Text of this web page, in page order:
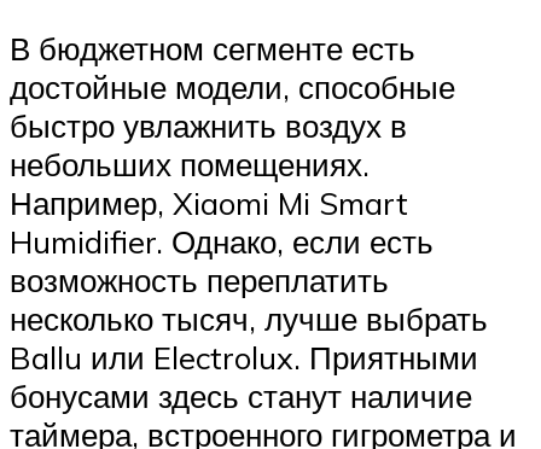
В бюджетном сегменте есть
достойные модели, способные
быстро увлажнить воздух в
небольших помещениях.
Например, Xiaomi Mi Smart
Humidifier. Однако, если есть
возможность переплатить
несколько тысяч, лучше выбрать
Ballu или Electrolux. Приятными
бонусами здесь станут наличие
таймера, встроенного гигрометра и